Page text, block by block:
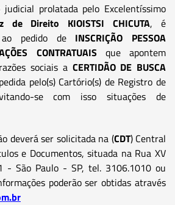
prolatada pelo Excelentíssimo
de Direito KIOISTSI CHICUTA, é
pedido de INSCRIÇÃO PESSOA
CONTRATUAIS que apontem
sociais a CERTIDÃO DE BUSCA
pelo(s) Cartório(s) de Registro de
se com isso situações de
deverá ser solicitada na (CDT) Central
e Documentos, situada na Rua XV
- São Paulo - SP, tel. 3106.1010 ou
poderão ser obtidas através